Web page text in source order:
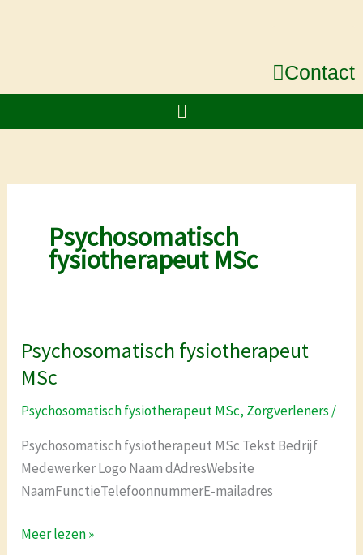
Contact
Menu
Psychosomatisch
fysiotherapeut MSc
Psychosomatisch fysiotherapeut
MSc
Psychosomatisch fysiotherapeut MSc, Zorgverleners /
Psychosomatisch fysiotherapeut MSc Tekst Bedrijf
Medewerker Logo Naam dAdresWebsite
NaamFunctieTelefoonnummerE-mailadres
Psychosomatisch
fysiotherapeut
Meer lezen »